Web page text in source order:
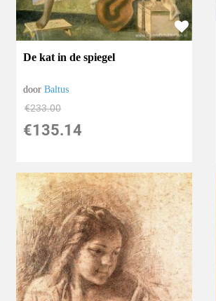
De kat in de spiegel
doorBaltus
€233.00
€135.14